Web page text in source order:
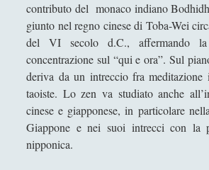
La via del samurai: tra Daidòji
Yamamoto Tsunemoto
analitiche sul modello del
giapponese
Zen e Koan - Una breve
Sun Tzu(15)
contributo del monaco indiano
giunto nel regno cinese di Toba-Wei
del VI secolo d.C., affermando
concentrazione sul “qui e ora”. Sul
deriva da un intreccio fra meditazione
taoiste. Lo zen va studiato anche
cinese e giapponese, in particolare
Giappone e nei suoi intrecci con la
nipponica.